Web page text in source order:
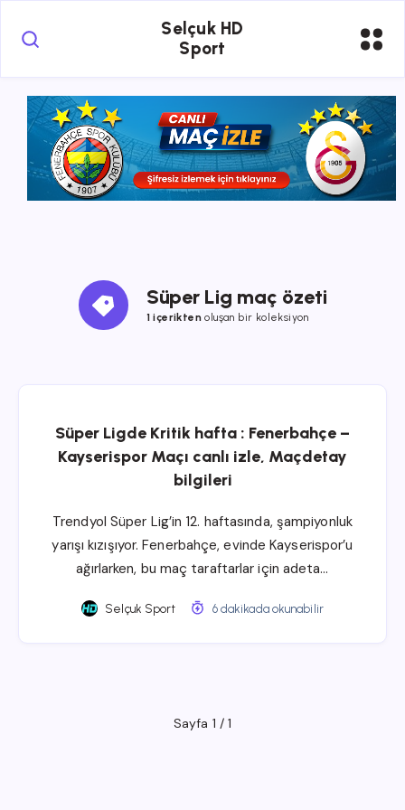
Selçuk HD
Sport
Süper Lig maç özeti
1 içeriktenoluşan bir koleksiyon
Süper Ligde Kritik hafta : Fenerbahçe –
Kayserispor Maçı canlı izle, Maçdetay
bilgileri
Trendyol Süper Lig’in 12. haftasında, şampiyonluk
yarışı kızışıyor. Fenerbahçe, evinde Kayserispor’u
ağırlarken, bu maç taraftarlar için adeta…
Selçuk Sport 6 dakikada okunabilir
Sayfa 1 / 1